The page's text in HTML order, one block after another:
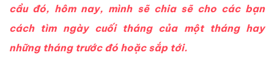
cầu đó, hôm nay, mình sẽ chia sẽ cho các bạn
cách tìm ngày cuối tháng của một tháng hay
những tháng trước đó hoặc sắp tới.